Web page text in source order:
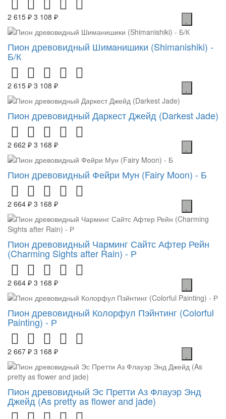
2 615 ₽ 3 108 ₽
Пион древовидный Шиманишики (Shimanishiki) -
Б/К
2 615 ₽ 3 108 ₽
Пион древовидный Даркест Джейд (Darkest Jade)
2 662 ₽ 3 168 ₽
Пион древовидный Фейри Мун (Fairy Moon) - Б
2 664 ₽ 3 168 ₽
Пион древовидный Чарминг Сайтс Афтер Рейн
(Charming Sights after Rain) - Р
2 664 ₽ 3 168 ₽
Пион древовидный Колорфул Пэйнтинг (Colorful
Painting) - Р
2 667 ₽ 3 168 ₽
Пион древовидный Эс Претти Аз Флауэр Энд
Джейд (As pretty as flower and jade)